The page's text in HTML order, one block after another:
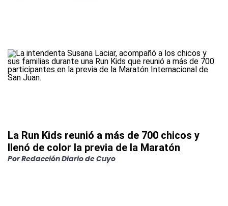
La Run Kids reunió a más de 700 chicos y
llenó de color la previa de la Maratón
Por Redacción Diario de Cuyo